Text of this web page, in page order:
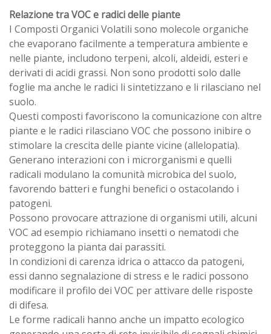
Relazione tra VOC e radici delle piante
I Composti Organici Volatili sono molecole organiche
che evaporano facilmente a temperatura ambiente e
nelle piante, includono terpeni, alcoli, aldeidi, esteri e
derivati di acidi grassi. Non sono prodotti solo dalle
foglie ma anche le radici li sintetizzano e li rilasciano nel
suolo.
Questi composti favoriscono la comunicazione con altre
piante e le radici rilasciano VOC che possono inibire o
stimolare la crescita delle piante vicine (allelopatia).
Generano interazioni con i microrganismi e quelli
radicali modulano la comunità microbica del suolo,
favorendo batteri e funghi benefici o ostacolando i
patogeni.
Possono provocare attrazione di organismi utili, alcuni
VOC ad esempio richiamano insetti o nematodi che
proteggono la pianta dai parassiti.
In condizioni di carenza idrica o attacco da patogeni,
essi danno segnalazione di stress e le radici possono
modificare il profilo dei VOC per attivare delle risposte
di difesa.
Le forme radicali hanno anche un impatto ecologico